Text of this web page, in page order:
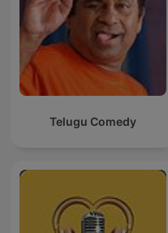
Telugu Comedy